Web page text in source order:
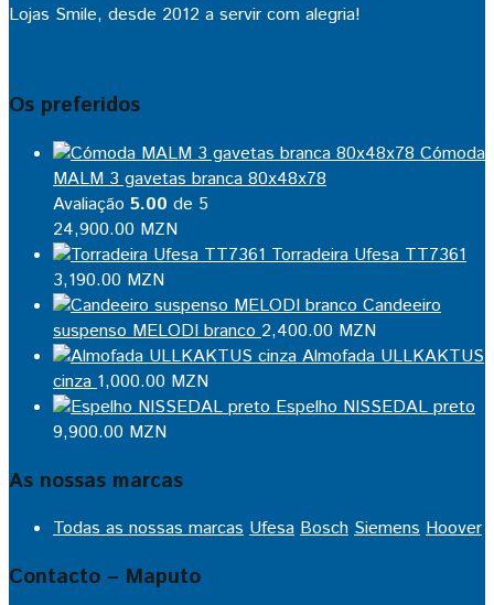
Lojas Smile, desde 2012 a servir com alegria!
Os preferidos
Cómoda
MALM 3 gavetas branca 80x48x78
Avaliação 5.00 de 5
24,900.00 MZN
Torradeira Ufesa TT7361
3,190.00 MZN
Candeeiro
suspenso MELODI branco 2,400.00 MZN
Almofada ULLKAKTUS
cinza 1,000.00 MZN
Espelho NISSEDAL preto
9,900.00 MZN
As nossas marcas
Todas as nossas marcas Ufesa Bosch Siemens Hoover
Contacto – Maputo